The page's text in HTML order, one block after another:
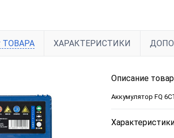
ТОВАРА ХАРАКТЕРИСТИКИ
Описание
Аккумулятор FQ